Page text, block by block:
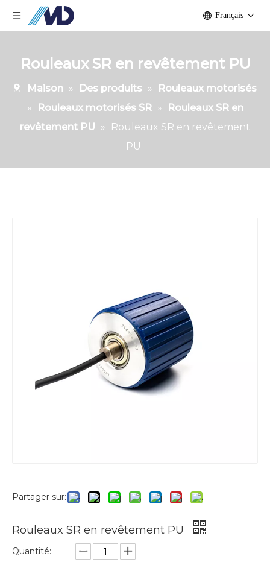
Français
Rouleaux SR en revêtement PU
Maison » Des produits »
Rouleaux motorisés
»
Rouleaux motorisés SR »
Rouleaux SR en
revêtement PU »
Rouleaux SR en revêtement
PU
Partager sur:
Rouleaux SR en revêtement PU
Quantité: